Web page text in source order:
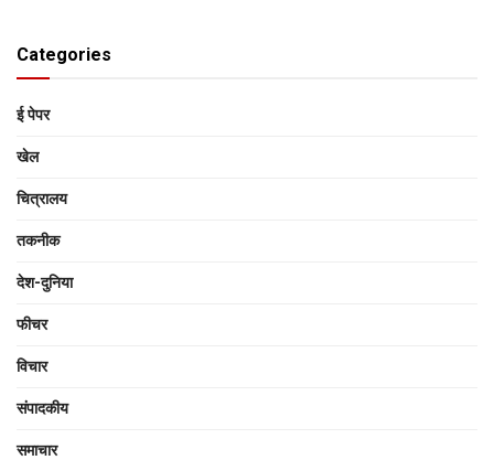
Categories
ई पेपर
खेल
चित्रालय
तकनीक
देश-दुनिया
फीचर
विचार
संपादकीय
समाचार